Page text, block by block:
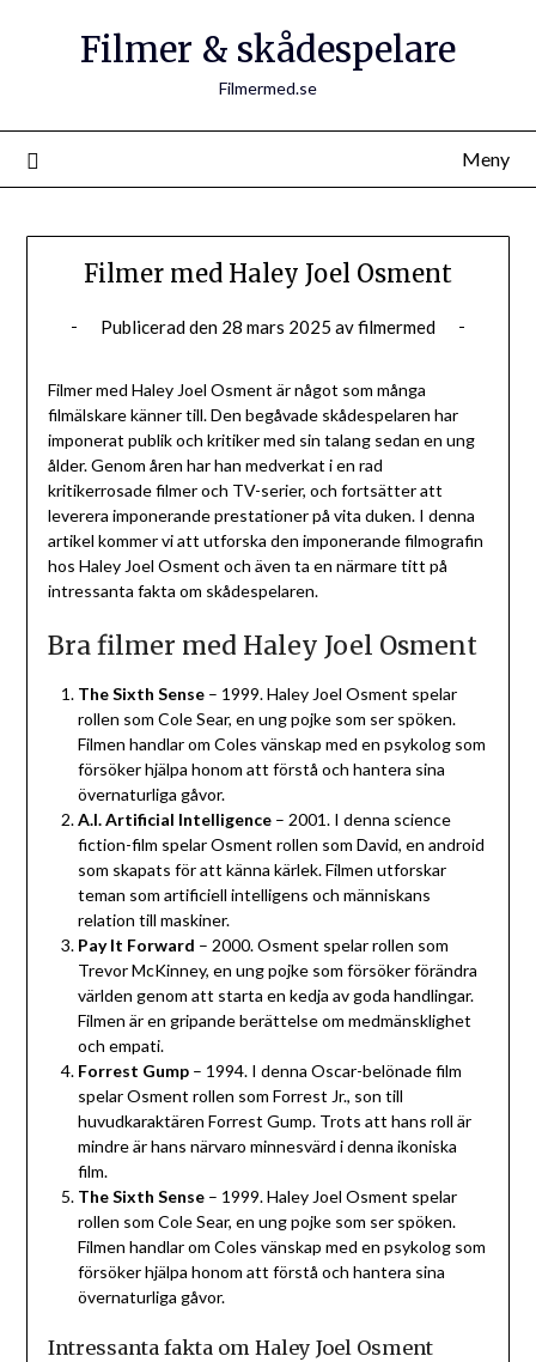
Filmer & skådespelare
Filmermed.se
Meny
Filmer med Haley Joel Osment
Publicerad den 28 mars 2025 avfilmermed
Filmer med Haley Joel Osment är något som många
filmälskare känner till. Den begåvade skådespelaren har
imponerat publik och kritiker med sin talang sedan en ung
ålder. Genom åren har han medverkat i en rad
kritikerrosade filmer och TV-serier, och fortsätter att
leverera imponerande prestationer på vita duken. I denna
artikel kommer vi att utforska den imponerande filmografin
hos Haley Joel Osment och även ta en närmare titt på
intressanta fakta om skådespelaren.
Bra filmer med Haley Joel Osment
The Sixth Sense– 1999. Haley Joel Osment spelar
rollen som Cole Sear, en ung pojke som ser spöken.
Filmen handlar om Coles vänskap med en psykolog som
försöker hjälpa honom att förstå och hantera sina
övernaturliga gåvor.
A.I. Artificial Intelligence– 2001. I denna science
fiction-film spelar Osment rollen som David, en android
som skapats för att känna kärlek. Filmen utforskar
teman som artificiell intelligens och människans
relation till maskiner.
Pay It Forward – 2000. Osment spelar rollen som
Trevor McKinney, en ung pojke som försöker förändra
världen genom att starta en kedja av goda handlingar.
Filmen är en gripande berättelse om medmänsklighet
och empati.
Forrest Gump– 1994. I denna Oscar-belönade film
spelar Osment rollen som Forrest Jr., son till
huvudkaraktären Forrest Gump. Trots att hans roll är
mindre är hans närvaro minnesvärd i denna ikoniska
film.
The Sixth Sense– 1999. Haley Joel Osment spelar
rollen som Cole Sear, en ung pojke som ser spöken.
Filmen handlar om Coles vänskap med en psykolog som
försöker hjälpa honom att förstå och hantera sina
övernaturliga gåvor.
Intressanta fakta om Haley Joel Osment